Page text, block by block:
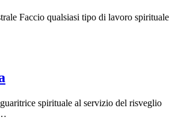
Faccio qualsiasi tipo di lavoro spirituale
spirituale al servizio del risveglio